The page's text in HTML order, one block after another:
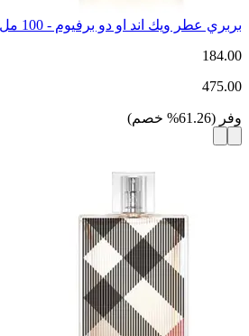
بربري عطر ويك اند او دو برفيوم - 100 مل
184.00
475.00
وفر (
61.26
% خصم)